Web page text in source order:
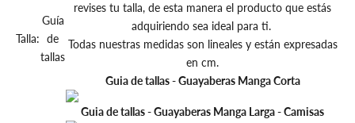
Talla:
Guía
de
tallas
revises tu talla, de esta manera el producto que estás
adquiriendo sea ideal para ti.
Todas nuestras medidas son lineales y están expresadas
en cm.
Guia de tallas - Guayaberas Manga Corta
Guia de tallas - Guayaberas Manga Larga - Camisas